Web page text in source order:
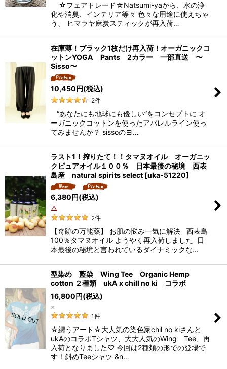
☆フェアトレード☆Natsumi-yaから、水の浄
化や消臭、インテリア等々 色々な用途に使えちゃ
う、 ヒマラヤ麻炭スティックが再入荷…
在庫薄！ブラック1枚だけ再入荷！オーガニックコ
ットンYOGA Pants 2カラー 一部直送 〜
Sisso〜
10,450円(税込)
2件
“あなたにも地球にも優しい”をコンセプトに オ
ーガニックコットンを使ったアパレルライン使っ
てみませんか？ sissoのヨ…
ラスト1！搾りたて！！タマヌオイル オーガニッ
クピュアオイル１００％ 日本最後の秘境 西表
島産 natural spirits select [uka-51220]
6,380円(税込)
△
2件
【奇跡の万能薬】 お肌の悩み一気に解決 西表島
100％タマヌオイル ようやく再入荷しました 日
本最後の秘境と言われているダイナミックな…
型染め 藍染 Wing Tee Organic Hemp
cotton ２種類 ukA x chill no ki コラボ
16,800円(税込)
×
1件
☆纏うアート☆大人気の染色家chil no kiさんと
ukAのコラボTシャツ、大大人気のWing Tee、再
入荷となりました♡ 今回は2種類の形での登場で
す！斜めTeeシャツ &n…